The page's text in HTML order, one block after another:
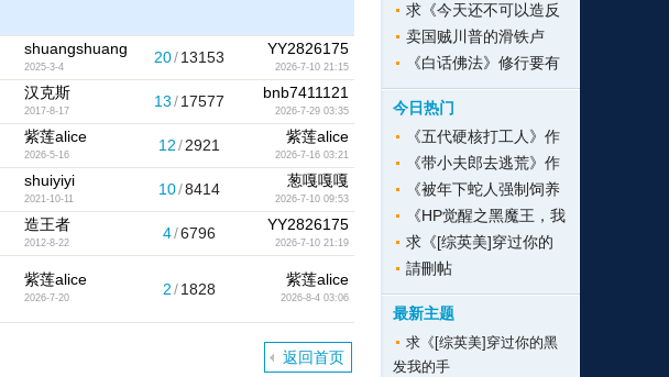
shuangshuang
2025-3-4
20/ 13153 YY2826175
2026-7-10 21:15
汉克斯
2017-8-17
13/ 17577 bnb7411121
2026-7-29 03:35
紫莲alice
2026-5-16
12/ 2921 紫莲alice
2026-7-16 03:21
shuiyiyi
2021-10-11
10/8414 葱嘎嘎嘎
2026-7-10 09:53
造王者
2012-8-22
4/6796 YY2826175
2026-7-10 21:19
紫莲alice
2026-7-20
2/ 1828
紫莲alice
2026-8-4 03:06
返回首页
求《今天还不可以造反
卖国贼川普的滑铁卢
《白话佛法》修行要有
今日热门
《五代硬核打工人》作
《带小夫郎去逃荒》作
《被年下蛇人强制饲养
《HP觉醒之黑魔王，我
求《[综英美]穿过你的
請刪帖
最新主题
求《[综英美]穿过你的黑
发我的手